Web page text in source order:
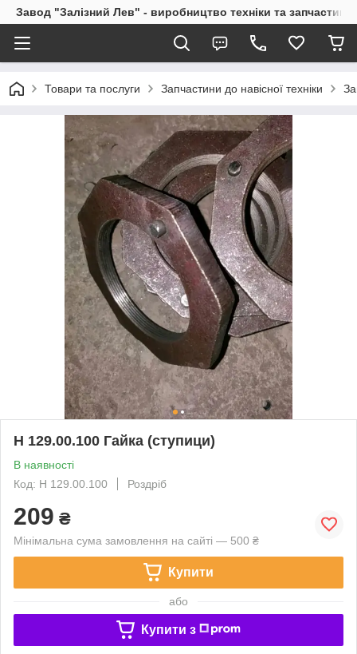
Завод "Залізний Лев" - виробництво техніки та запчастин
Товари та послуги Запчастини до навісної техніки
Н 129.00.100 Гайка (ступици)
В наявності
Код: Н 129.00.100
Роздріб
209 ₴
Мінімальна сума замовлення на сайті — 500 ₴
Купити
або
Купити з